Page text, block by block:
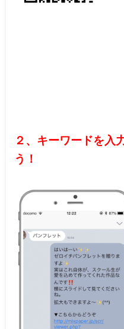
２、キーワードを入
う！